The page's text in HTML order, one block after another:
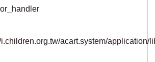
acart.system/application/